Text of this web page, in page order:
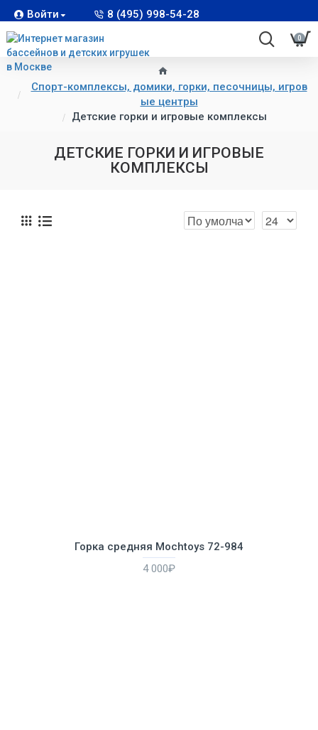
Войти 8 (495) 998-54-28
0
Спорт-комплексы, домики, горки, песочницы, игров
ые центры
Детские горки и игровые комплексы
ДЕТСКИЕ ГОРКИ И ИГРОВЫЕ
КОМПЛЕКСЫ
Горка средняя Mochtoys 72-984
4 000₽